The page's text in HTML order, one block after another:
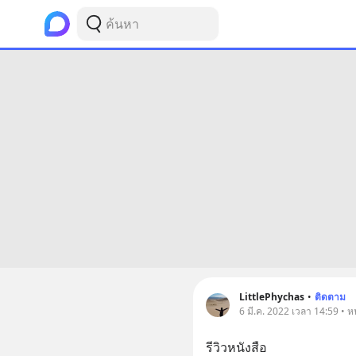
LittlePhychas • ติดตาม
6 มี.ค. 2022 เวลา 14:59 •
รีวิวหนังสือ